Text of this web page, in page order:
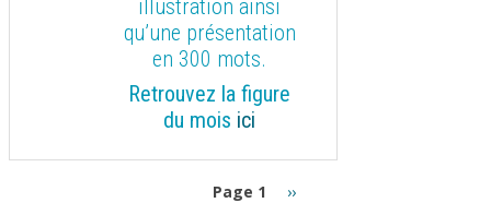
illustration ainsi
qu’une présentation
en 300 mots.
Retrouvez la figure
du mois ici
Page 1
Page
››